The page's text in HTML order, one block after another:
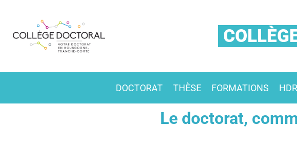
DOCTORAT THÈSE FORMATIONS HDR
Le doctorat,